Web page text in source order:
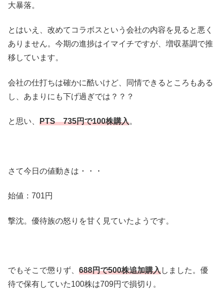
大暴落。
とはいえ、改めてコラボスという会社の内容を見ると悪く
ありません。今期の進捗はイマイチですが、増収基調で推
移しています。
会社の仕打ちは確かに酷いけど、同情できるところもある
し、あまりにも下げ過ぎでは？？？
と思い、 PTS 735円で100株購入。
さて今日の値動きは・・・
始値：701円
撃沈。優待族の怒りを甘く見ていたようです。
でもそこで懲りず、 688円で500株追加購入しました。優
待で保有していた100株は709円で損切り。